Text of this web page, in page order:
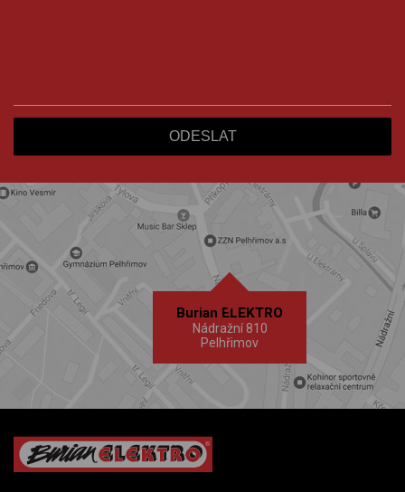
Burian ELEKTRO
Nádražní 810
Pelhřimov